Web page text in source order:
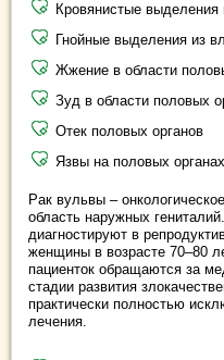
Кровянистые
Гнойные выделения из
Жжение в области
Зуд в области половых
Отек половых органов
Язвы на половых органах
Рак вульвы –
область наружных
диагностируют в
женщины в возрасте 70–80
пациенток обращаются за
стадии развития
практически полностью
лечения.